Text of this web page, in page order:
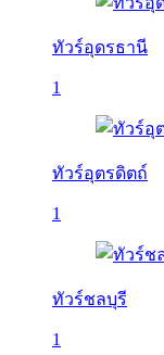
ทัวร์อุดรธานี
1
ทัวร์อุตรดิตถ์
1
ทัวร์ชลบุรี
1